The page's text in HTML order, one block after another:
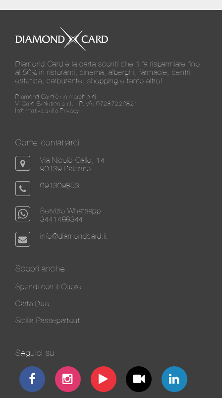
Diamond Card è la carta sconti che ti fa risparmiare fino
al 50% in ristoranti, cinema, alberghi, farmacie, centri
estetica, carburante, shopping e tanto altro!
Diamond Card è un marchio di
Vi.Card Evolution s.r.l. - P.IVA: 07287220821
Informativa sulla Privacy
Come contattarci
Via Nicolò Gallo, 14
90139 Palermo
091309853
Servizio Whatsapp
3441488344
info@diamondcard.it
Scopri anche
Spendi con il Cuore
Carta Duo
Sicilia Passepartout
Seguici su